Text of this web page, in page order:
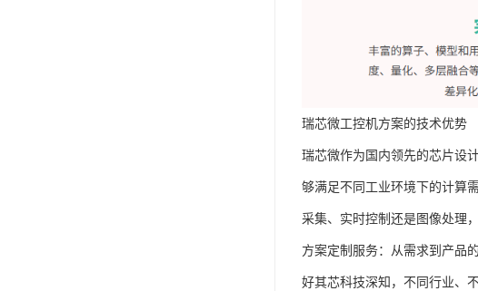
瑞芯微工控机方案的技术优势
瑞芯微作为国内领先的芯片设
够满足不同工业环境下的计算
采集、实时控制还是图像处理
方案定制服务：从需求到产品
好其芯科技深知，不同行业、